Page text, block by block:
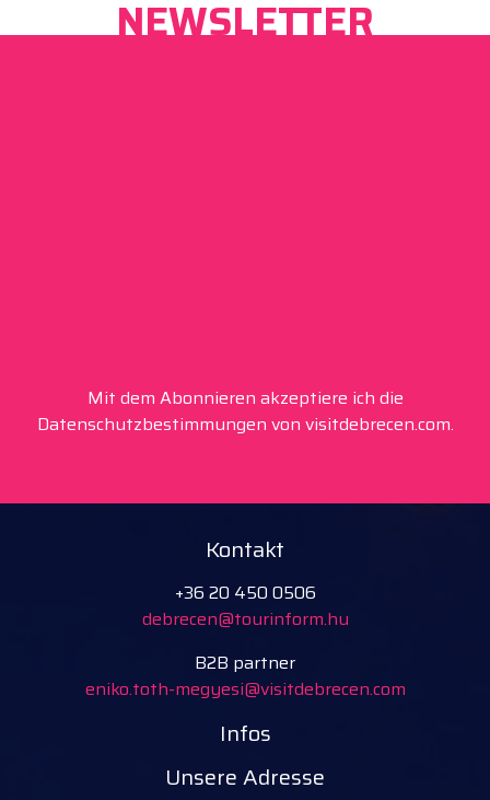
NEWSLETTER
Mit dem Abonnieren akzeptiere ich die
Datenschutzbestimmungen von visitdebrecen.com.
Kontakt
+36 20 450 0506
debrecen@tourinform.hu
B2B partner
eniko.toth-megyesi@visitdebrecen.com
Infos
Unsere Adresse